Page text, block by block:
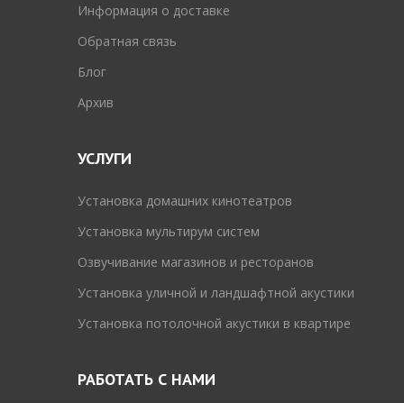
Информация о доставке
Обратная связь
Блог
Архив
УСЛУГИ
Установка домашних кинотеатров
Установка мультирум систем
Озвучивание магазинов и ресторанов
Установка уличной и ландшафтной акустики
Установка потолочной акустики в квартире
РАБОТАТЬ С НАМИ